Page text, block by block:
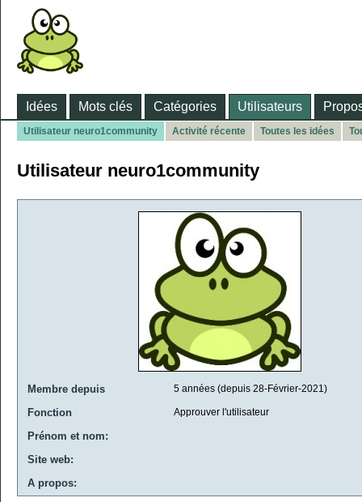
Idées Mots clés Catégories Utilisateurs
Utilisateur neuro1community Activité récente Toutes les idées
Utilisateur neuro1community
Membre depuis 5 années (depuis 28-Février-2021)
Fonction Approuver l'utilisateur
Prénom et nom:
Site web:
A propos: